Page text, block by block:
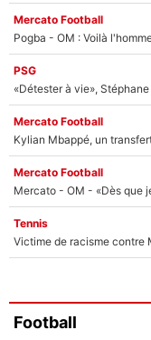
Mercato Football
Pogba - OM : Voilà
PSG
«Détester à vie»,
Mercato Football
Kylian Mbappé, un
Mercato Football
Tennis
Football